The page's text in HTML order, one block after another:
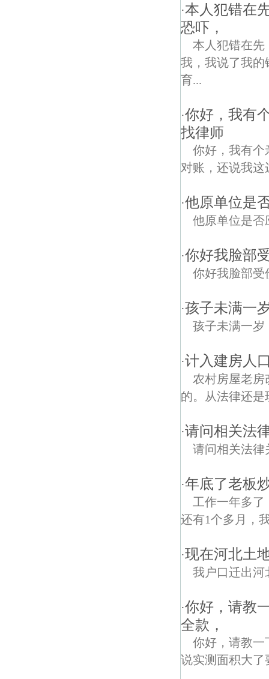
·本人犯错在
恐吓，
本人犯错在先
我，我说了我的
育...
·你好，我有
找律师
你好，我有个
对账，还说我
·他原单位是
他原单位是否
·你好我脸部
你好我脸部受
·孩子未满一
孩子未满一岁
·计入建房人
农村房屋老房
的。从法律还
·请问相关法
请问相关法律
·年底了老板
工作一年多
还有1个多月，
·现在河北土
我户口迁出河
·你好，请教
全款，
你好，请教一
说实测面积大了